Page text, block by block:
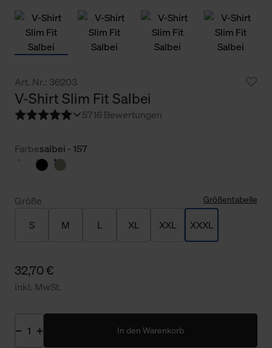
Art. Nr.: 36203
V-Shirt Slim Fit Salbei
5716 Bewertungen
Farbesalbei - 157
Größe Größentabelle
S M L XL XXL XXXL
32,70 €
inkl. MwSt.
In den Warenkorb